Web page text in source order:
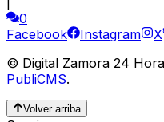
0
Facebook
Instagram X
© Digital Zamora 24
PubliCMS.
Volver arriba